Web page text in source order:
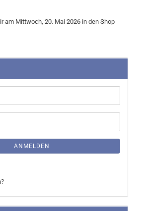
am Mittwoch, 20. Mai 2026 in den Shop
ANMELDEN